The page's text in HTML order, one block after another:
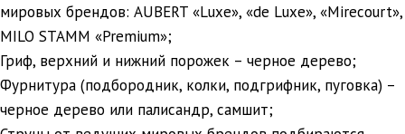
мировых брендов: AUBERT «Luxe», «de Luxe», «Mirecourt»,
MILO STAMM «Premium»;
Гриф, верхний и нижний порожек – черное дерево;
Фурнитура (подбородник, колки, подгрифник, пуговка) –
черное дерево или палисандр, самшит;